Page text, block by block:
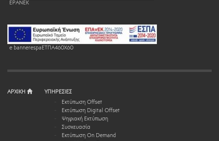
EPANEK
e bannerespaEΤΠΑ460X60
ΑΡΧΙΚΗ
ΥΠΗΡΕΣΙΕΣ
Εκτύπωση Offset
Εκτύπωση Digital Offset
Ψηφιακή Εκτύπωση
Συσκευασία
Εκτύπωση On Demand